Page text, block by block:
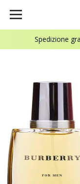
Spedizione